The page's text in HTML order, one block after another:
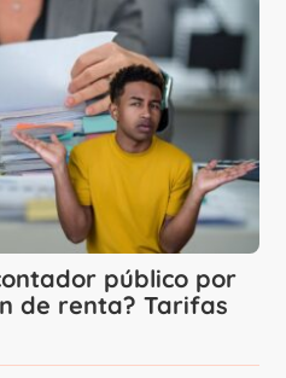
público por
de renta? Tarifas